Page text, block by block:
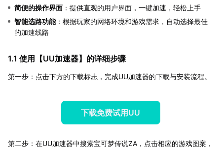
简便的操作界面 ：提供直观的用户界面，一键加速，轻松上手
智能选路功能：根据玩家的网络环境和游戏需求，自动选择最佳
的加速线路
1.1 使用【UU加速器】的详细步骤
第一步：点击下方的下载标志，完成UU加速器的下载与安装流程。
下载免费试用UU
第二步：在UU加速器中搜索宝可梦传说ZA，点击相应的游戏图案，